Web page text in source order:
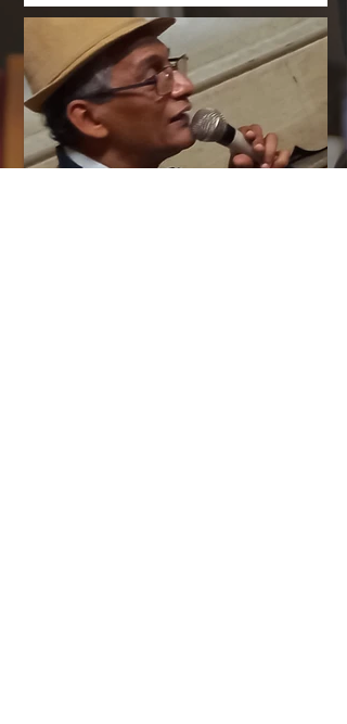
de Janeiro profundo. Mas vinha se
preparando pra isso. Seu dia ia chegar.